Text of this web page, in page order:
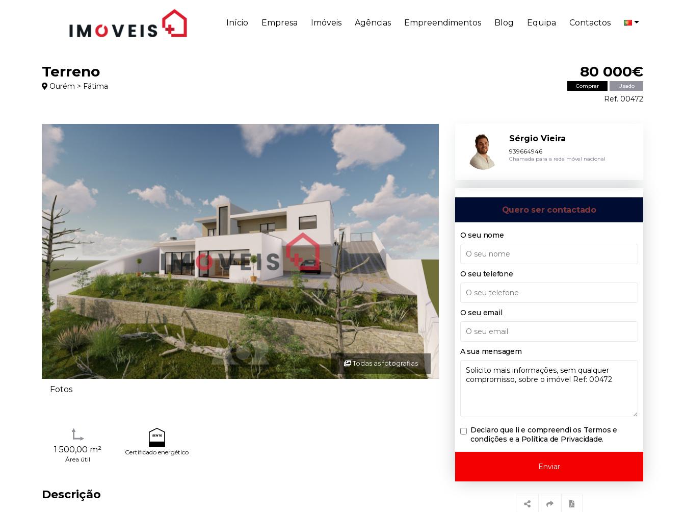
Início Empresa Imóveis Agências Empreendimentos Blog Equipa Contactos
Terreno
Ourém > Fátima
80 000€
Comprar Usado
Ref. 00472
Todas as fotografias
Fotos
1 500,00 m²
Área útil
Certificado energético
Descrição
Sérgio Vieira
939664946
Chamada para a rede móvel nacional
Quero ser contactado
O seu nome
O seu telefone
O seu email
A sua mensagem
Declaro que li e compreendi os Termos e
condições e a Política de Privacidade.
Enviar